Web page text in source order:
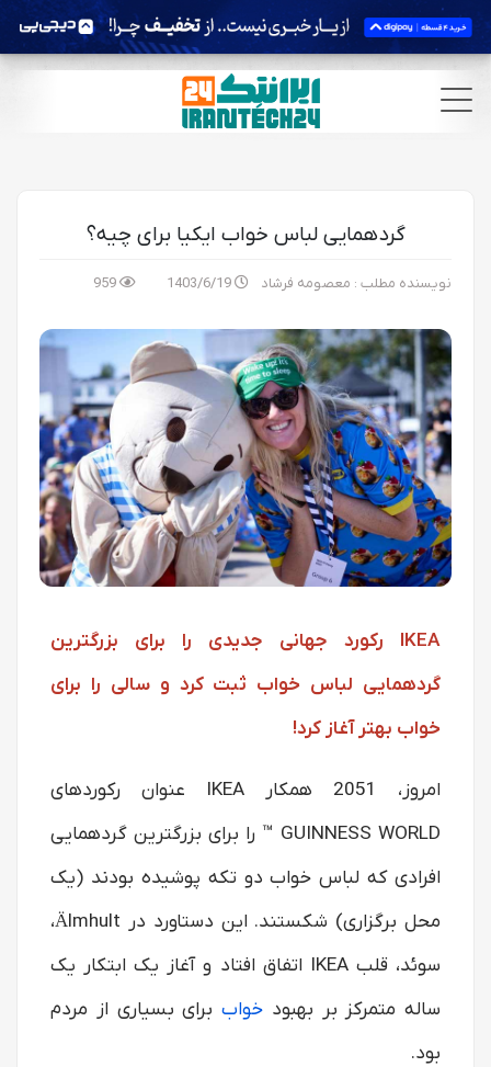
گردهمایی لباس خواب ایکیا برای چیه؟
نویسنده مطلب : معصومه فرشاد 1403/6/19
IKEA رکورد جهانی جدیدی را برای بزرگترین
گردهمایی لباس خواب ثبت کرد و سالی را برای
خواب بهتر آغاز کرد!
امروز، 2051 همکار IKEA عنوان رکوردهای
GUINNESS WORLD ™ را برای بزرگترین گردهمایی
افرادی که لباس خواب دو تکه پوشیده بودند (یک
محل برگزاری) شکستند. این دستاورد در Älmhult،
سوئد، قلب IKEA اتفاق افتاد و آغاز یک ابتکار یک
ساله متمرکز بر بهبود خواب برای بسیاری از مردم
بود.